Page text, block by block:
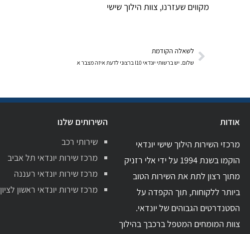
מקווים שעזרנו, צוות הילוך שישי
לשאלה הקודמת
שלום. יש ברשותי יונדאי I10 ברצוני לדעת איזה מצבר א
אודות
מרכזי השירות הילוך שישי יונדאי
הוקמו בשנת 1994 על ידי אלי רזניק
מתוך רצון לתת את השירות הטוב
ביותר ללקוחות, תוך הקפדה על
הסטנדרטים הגבוהים של יונדאי.
צוות המומחים המטפל ברכבך בהילוך
השירותים שלנו
שירותי רכב
מרכז שירות יונדאי תל אביב
מרכז שירות יונדאי רעננה
מרכז שירות יונדאי ראשון לציון